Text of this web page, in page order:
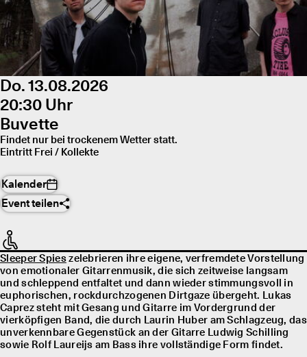
Do. 13.08.2026
20:30 Uhr
Buvette
Findet nur bei trockenem Wetter statt.
Eintritt Frei / Kollekte
Kalender
Event teilen
Sleeper Spieszelebrieren ihre eigene, verfremdete Vorstellung
von emotionaler Gitarrenmusik, die sich zeitweise langsam
und schleppend entfaltet und dann wieder stimmungsvoll in
euphorischen, rockdurchzogenen Dirtgaze übergeht. Lukas
Caprez steht mit Gesang und Gitarre im Vordergrund der
vierköpfigen Band, die durch Laurin Huber am Schlagzeug, das
unverkennbare Gegenstück an der Gitarre Ludwig Schilling
sowie Rolf Laureĳs am Bass ihre vollständige Form findet.